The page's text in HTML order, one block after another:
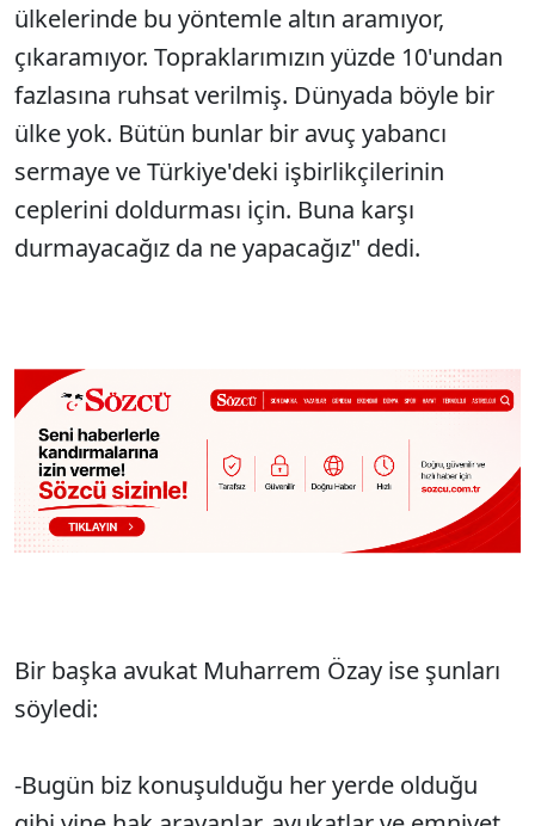
ülkelerinde bu yöntemle altın aramıyor,
çıkaramıyor. Topraklarımızın yüzde 10'undan
fazlasına ruhsat verilmiş. Dünyada böyle bir
ülke yok. Bütün bunlar bir avuç yabancı
sermaye ve Türkiye'deki işbirlikçilerinin
ceplerini doldurması için. Buna karşı
durmayacağız da ne yapacağız" dedi.
Bir başka avukat Muharrem Özay ise şunları
söyledi:
-Bugün biz konuşulduğu her yerde olduğu